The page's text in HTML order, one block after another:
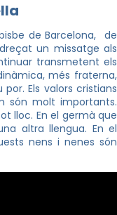
de Barcelona, de
un missatge als
transmetent els
més fraterna,
Els valors cristians
són molt importants.
lloc. En el germà que
altra llengua. En el
nens i nenes són